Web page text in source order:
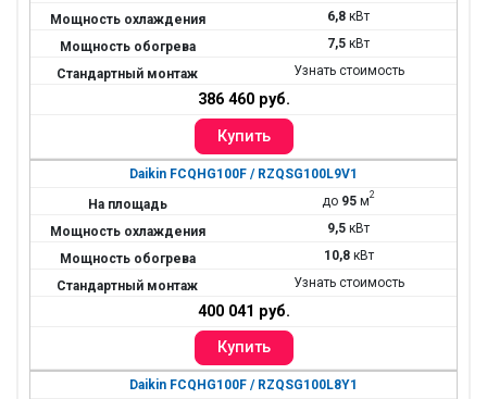
6,8 кВт
7,5 кВт
Узнать стоимость
386 460 руб.
Daikin FCQHG100F / RZQSG100L9V1
до 95 м2
9,5 кВт
10,8кВт
Узнать стоимость
400 041 руб.
Daikin FCQHG100F / RZQSG100L8Y1